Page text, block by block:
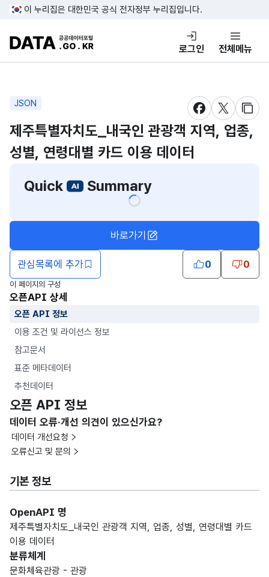
콘텐츠 바로가기
푸터 바로가기
이 누리집은 대한민국 공식 전자정부 누리집입니다.
DATA.GO.KR 공공데이터포털
로그인 전체메뉴
JSON
새창 열림새창 열림
새창
제주특별자치도_내국인 관광객 지역, 업종,
성별, 연령대별 카드 이용 데이터
Quick
Summary
관심목록에 추가
바로가기
0 0
이 페이지의 구성
오픈API 상세
오픈 API 정보
이용 조건 및 라이선스 정보
참고문서
표준 메타데이터
추천데이터
오픈 API 정보
데이터 오류·개선 의견이 있으신가요?
데이터 개선요청
오류신고 및 문의
기본 정보
OpenAPI 명
제주특별자치도_내국인 관광객 지역, 업종, 성별, 연령대별 카드
이용 데이터
분류체계
문화체육관광 - 관광